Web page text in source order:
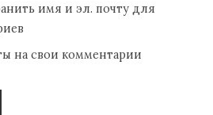
имя и эл. почту для
на свои комментарии